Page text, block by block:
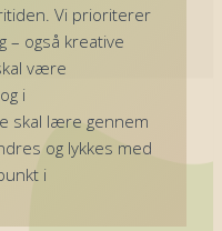
Vi prioriterer
– også kreative
være
i
skal lære gennem
og lykkes med
i